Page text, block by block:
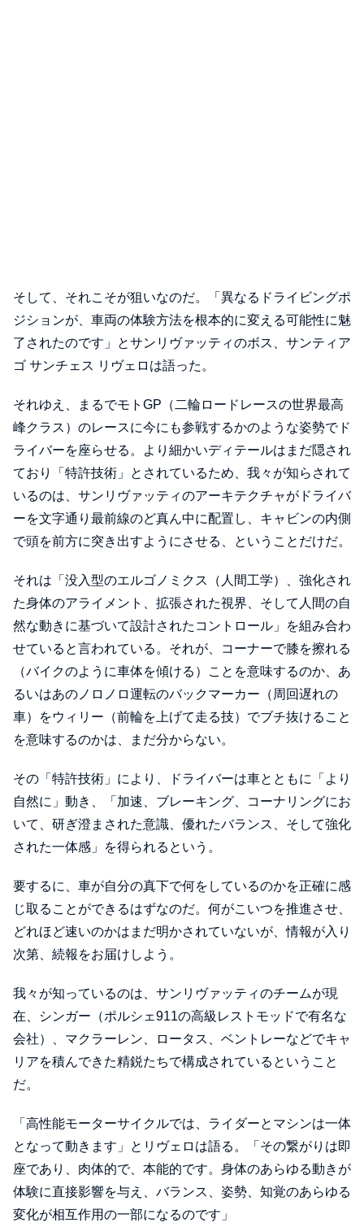
そして、それこそが狙いなのだ。「異なるドライビングポ
ジションが、車両の体験方法を根本的に変える可能性に魅
了されたのです」とサンリヴァッティのボス、サンティア
ゴ サンチェス リヴェロは語った。
それゆえ、まるでモトGP（二輪ロードレースの世界最高
峰クラス）のレースに今にも参戦するかのような姿勢でド
ライバーを座らせる。より細かいディテールはまだ隠され
ており「特許技術」とされているため、我々が知らされて
いるのは、サンリヴァッティのアーキテクチャがドライバ
ーを文字通り最前線のど真ん中に配置し、キャビンの内側
で頭を前方に突き出すようにさせる、ということだけだ。
それは「没入型のエルゴノミクス（人間工学）、強化され
た身体のアライメント、拡張された視界、そして人間の自
然な動きに基づいて設計されたコントロール」を組み合わ
せていると言われている。それが、コーナーで膝を擦れる
（バイクのように車体を傾ける）ことを意味するのか、あ
るいはあのノロノロ運転のバックマーカー（周回遅れの
車）をウィリー（前輪を上げて走る技）でブチ抜けること
を意味するのかは、まだ分からない。
その「特許技術」により、ドライバーは車とともに「より
自然に」動き、「加速、ブレーキング、コーナリングにお
いて、研ぎ澄まされた意識、優れたバランス、そして強化
された一体感」を得られるという。
要するに、車が自分の真下で何をしているのかを正確に感
じ取ることができるはずなのだ。何がこいつを推進させ、
どれほど速いのかはまだ明かされていないが、情報が入り
次第、続報をお届けしよう。
我々が知っているのは、サンリヴァッティのチームが現
在、シンガー（ポルシェ911の高級レストモッドで有名な
会社）、マクラーレン、ロータス、ベントレーなどでキャ
リアを積んできた精鋭たちで構成されているということ
だ。
「高性能モーターサイクルでは、ライダーとマシンは一体
となって動きます」とリヴェロは語る。「その繋がりは即
座であり、肉体的で、本能的です。身体のあらゆる動きが
体験に直接影響を与え、バランス、姿勢、知覚のあらゆる
変化が相互作用の一部になるのです」